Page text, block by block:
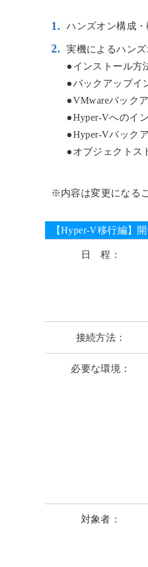
ハンズオン構成
実機によるハンズ
●インストール方
●バックアップイ
●VMwareバック
●Hyper-Vへのイ
●Hyper-Vバック
●オブジェクトス
※内容は変更になる
【Hyper-V移行編】
日 程：
接続方法：
必要な環境：
対象者：